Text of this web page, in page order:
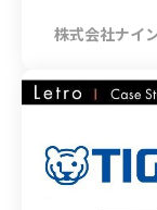
株式会社ナイ